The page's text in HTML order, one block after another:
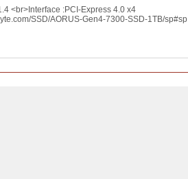
<br>Interface :PCI-Express 4.0 x4
SSD/AORUS-Gen4-7300-SSD-1TB/sp#sp